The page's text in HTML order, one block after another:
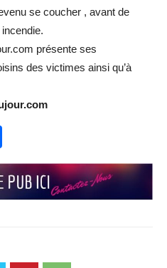
se coucher , avant de
présente ses
des victimes ainsi qu’à